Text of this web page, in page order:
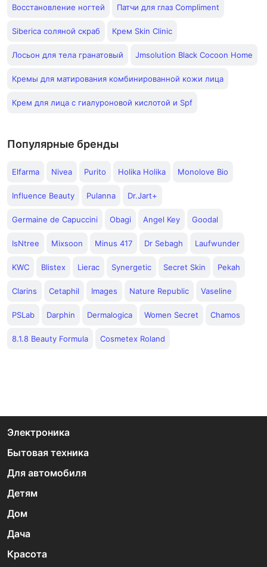
Восстановление ногтей Патчи для глаз Compliment
Siberica соляной скраб Крем Skin Clinic
Лосьон для тела гранатовый Jmsolution Black Cocoon Home
Кремы для матирования комбинированной кожи лица
Крем для лица с гиалуроновой кислотой и Spf
Популярные бренды
Elfarma Nivea Purito Holika Holika Monolove Bio
Influence Beauty Pulanna Dr.Jart+
Germaine de Capuccini Obagi Angel Key Goodal
IsNtree Mixsoon Minus 417 Dr Sebagh Laufwunder
KWC Blistex Lierac Synergetic Secret Skin Pekah
Clarins Cetaphil Images Nature Republic Vaseline
PSLab Darphin Dermalogica Women Secret Chamos
8.1.8 Beauty Formula Cosmetex Roland
Электроника
Бытовая техника
Для автомобиля
Детям
Дом
Дача
Красота